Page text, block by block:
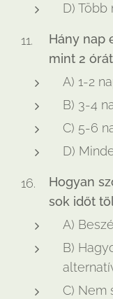
D) Több
Hány nap
mint 2
A) 1-2
B) 3-4
C) 5-6
D)
Hogyan
sok időt
A)
B)
C) Nem